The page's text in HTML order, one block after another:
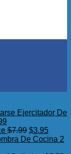
Ejercitador De
precio
actual
$7.99 El
precio
$3.95El
precio
De Cocina 2